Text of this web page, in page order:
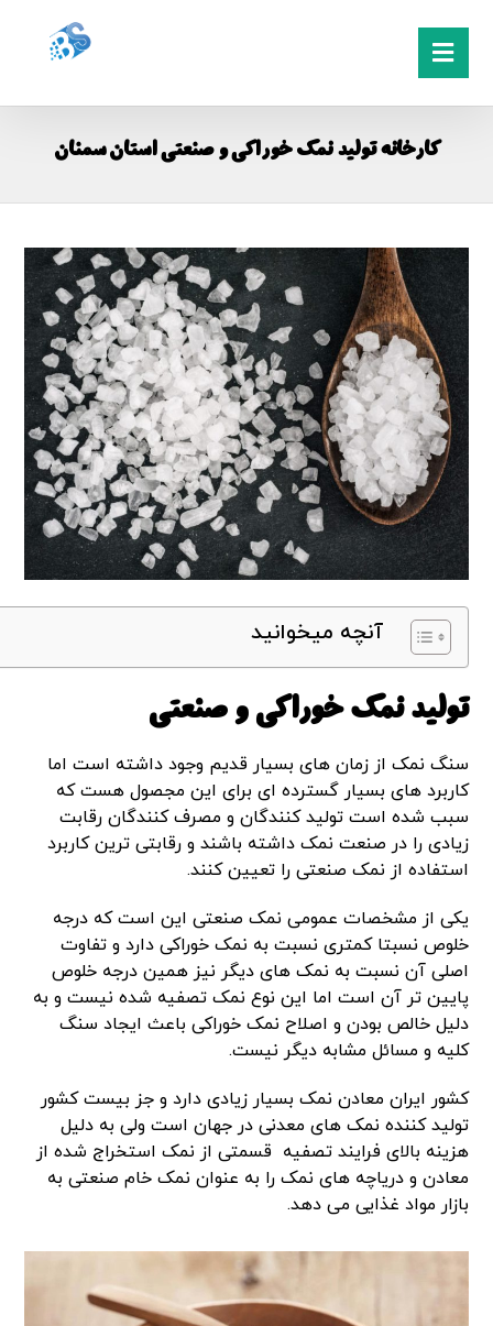
کارخانه تولید نمک خوراکی و صنعتی استان سمنان
آنچه میخوانید
تولید نمک خوراکی و صنعتی
سنگ نمک از زمان های بسیار قدیم وجود داشته است اما
کاربرد های بسیار گسترده ای برای این مجصول هست که
سبب شده است تولید کنندگان و مصرف کنندگان رقابت
زیادی را در صنعت نمک داشته باشند و رقابتی ترین کاربرد
استفاده از نمک صنعتی را تعیین کنند.
یکی از مشخصات عمومی نمک صنعتی این است که درجه
خلوص نسبتا کمتری نسبت به نمک خوراکی دارد و تفاوت
اصلی آن نسبت به نمک های دیگر نیز همین درجه خلوص
پایین تر آن است اما این نوع نمک تصفیه شده نیست و به
دلیل خالص بودن و اصلاح نمک خوراکی باعث ایجاد سنگ
کلیه و مسائل مشابه دیگر نیست.
کشور ایران معادن نمک بسیار زیادی دارد و جز بیست کشور
تولید کننده نمک های معدنی در جهان است ولی به دلیل
هزینه بالای فرایند تصفیه قسمتی از نمک استخراج شده از
معادن و دریاچه های نمک را به عنوان نمک خام صنعتی به
بازار مواد غذایی می دهد.